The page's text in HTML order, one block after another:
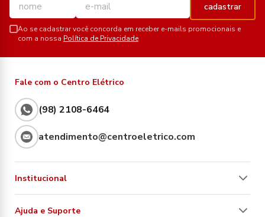
cadastrar
Ao se cadastrar você concorda em receber e-mails promocionais e
com a nossa Política de Privacidade
Fale com o Centro Elétrico
(98) 2108-6464
atendimento@centroeletrico.com
Institucional
Ajuda e Suporte